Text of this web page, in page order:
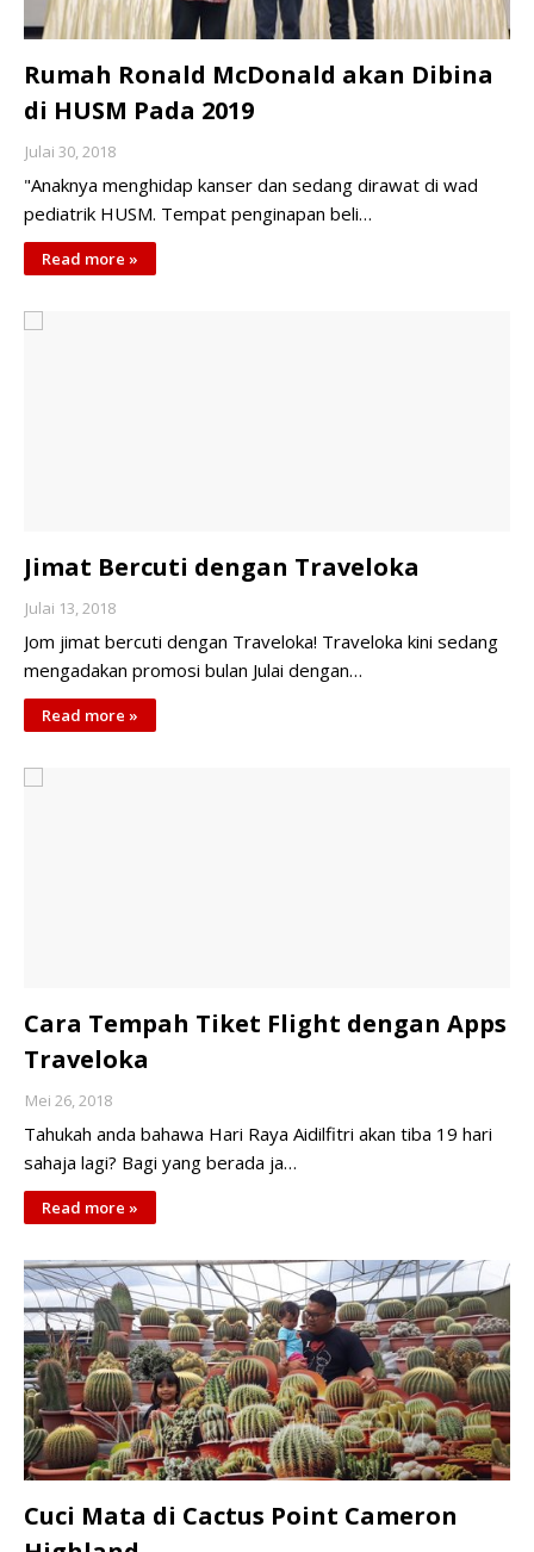
Rumah Ronald McDonald akan Dibina
di HUSM Pada 2019
Julai 30, 2018
"Anaknya menghidap kanser dan sedang dirawat di wad
pediatrik HUSM. Tempat penginapan beli…
Read more »
Jimat Bercuti dengan Traveloka
Julai 13, 2018
Jom jimat bercuti dengan Traveloka! Traveloka kini sedang
mengadakan promosi bulan Julai dengan…
Read more »
Cara Tempah Tiket Flight dengan Apps
Traveloka
Mei 26, 2018
Tahukah anda bahawa Hari Raya Aidilfitri akan tiba 19 hari
sahaja lagi? Bagi yang berada ja…
Read more »
Cuci Mata di Cactus Point Cameron